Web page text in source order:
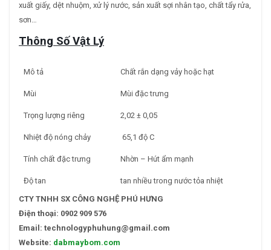
xuất giấy, dệt nhuộm, xử lý nước, sản xuất sợi nhân tạo, chất tẩy rửa,
sơn…
Thông Số Vật Lý
Mô tả Chất rắn dạng vảy hoặc hạt
Mùi Mùi đặc trưng
Trọng lượng riêng 2,02 ± 0,05
Nhiệt độ nóng chảy 65,1 độ C
Tính chất đặc trưng Nhờn – Hút ẩm mạnh
Độ tan
tan nhiều trong nước tỏa nhiệt
CTY TNHH SX CÔNG NGHỆ PHÚ HƯNG
Điện thoại: 0902 909 576
Email: technologyphuhung@gmail.com
Website: dabmaybom.com